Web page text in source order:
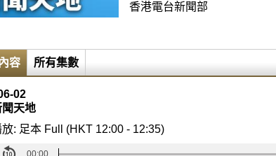
香港電台新聞部
容 所有集數
02
天地
: 足本 Full (HKT 12:00 - 12:35)
00:00